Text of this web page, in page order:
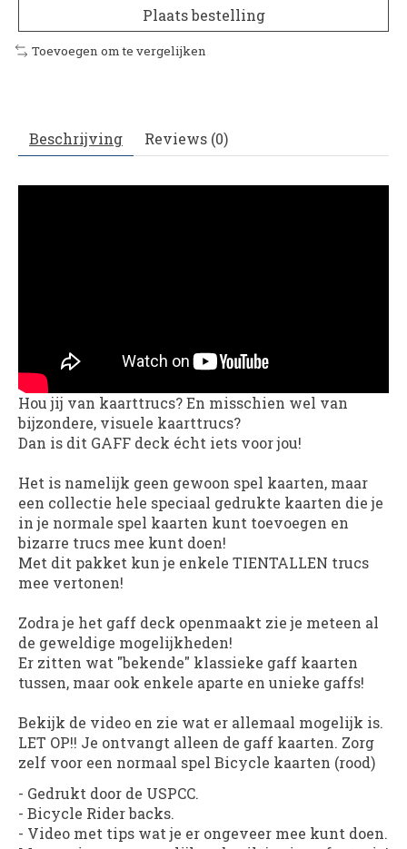
Plaats bestelling
Toevoegen om te vergelijken
Beschrijving Reviews (0)
Hou jij van kaarttrucs? En misschien wel van
bijzondere, visuele kaarttrucs?
Dan is dit GAFF deck écht iets voor jou!
Het is namelijk geen gewoon spel kaarten, maar
een collectie hele speciaal gedrukte kaarten die je
in je normale spel kaarten kunt toevoegen en
bizarre trucs mee kunt doen!
Met dit pakket kun je enkele TIENTALLEN trucs
mee vertonen!
Zodra je het gaff deck openmaakt zie je meteen al
de geweldige mogelijkheden!
Er zitten wat "bekende" klassieke gaff kaarten
tussen, maar ook enkele aparte en unieke gaffs!
Bekijk de video en zie wat er allemaal mogelijk is.
LET OP!! Je ontvangt alleen de gaff kaarten. Zorg
zelf voor een normaal spel Bicycle kaarten (rood)
- Gedrukt door de USPCC.
- Bicycle Rider backs.
- Video met tips wat je er ongeveer mee kunt doen.